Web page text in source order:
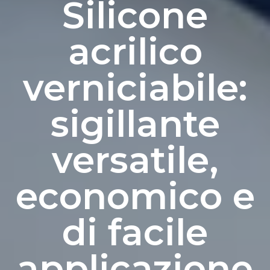
Silicone
acrilico
verniciabile:
sigillante
versatile,
economico e
di facile